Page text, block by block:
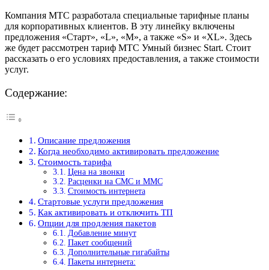
Компания МТС разработала специальные тарифные планы
для корпоративных клиентов. В эту линейку включены
предложения «Старт», «L», «M», а также «S» и «XL». Здесь
же будет рассмотрен тариф МТС Умный бизнес Start. Стоит
рассказать о его условиях предоставления, а также стоимости
услуг.
Содержание:
Описание предложения
Когда необходимо активировать предложение
Стоимость тарифа
Цена на звонки
Расценки на СМС и ММС
Стоимость интернета
Стартовые услуги предложения
Как активировать и отключить ТП
Опции для продления пакетов
Добавление минут
Пакет сообщений
Дополнительные гигабайты
Пакеты интернета: